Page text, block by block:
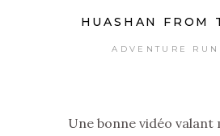
HUASHAN FROM
ADVENTURE
Une bonne vidéo valant